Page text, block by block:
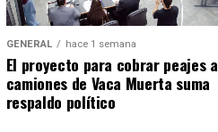
GENERAL hace 1 semana
El proyecto para cobrar peajes a
camiones de Vaca Muerta suma
respaldo político